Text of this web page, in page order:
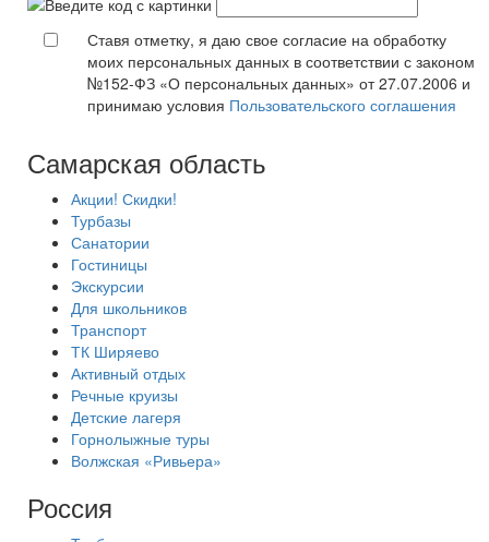
Ставя отметку, я даю свое согласие на обработку
моих персональных данных в соответствии с законом
№152-ФЗ «О персональных данных» от 27.07.2006 и
принимаю условия Пользовательского соглашения
Самарская область
Акции! Скидки!
Турбазы
Санатории
Гостиницы
Экскурсии
Для школьников
Транспорт
ТК Ширяево
Активный отдых
Речные круизы
Детские лагеря
Горнолыжные туры
Волжская «Ривьера»
Россия